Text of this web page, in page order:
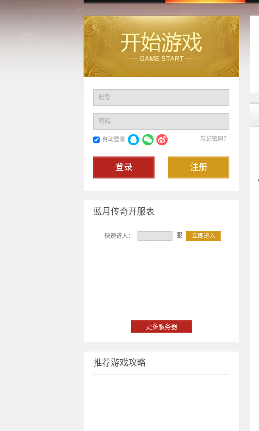
账号
密码
忘记密码？
自动登录
注册
登录
蓝月传奇开服表
快速进入： 服 立即进入
更多服务器
推荐游戏攻略